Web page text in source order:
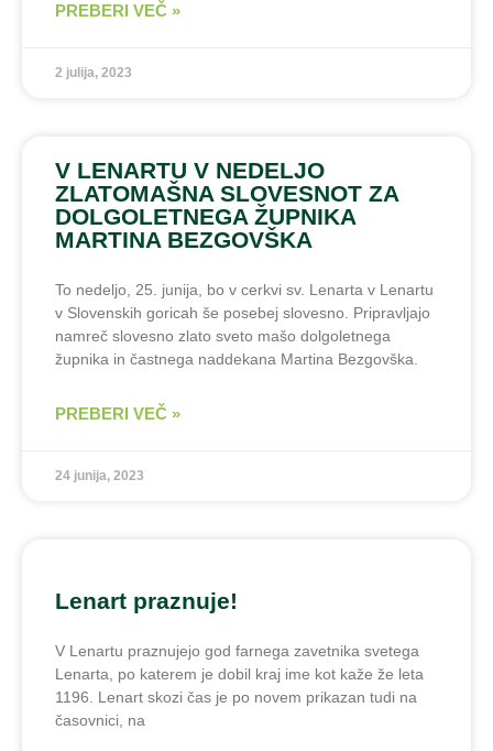
PREBERI VEČ »
2 julija, 2023
V LENARTU V NEDELJO
ZLATOMAŠNA SLOVESNOT ZA
DOLGOLETNEGA ŽUPNIKA
MARTINA BEZGOVŠKA
To nedeljo, 25. junija, bo v cerkvi sv. Lenarta v Lenartu
v Slovenskih goricah še posebej slovesno. Pripravljajo
namreč slovesno zlato sveto mašo dolgoletnega
župnika in častnega naddekana Martina Bezgovška.
PREBERI VEČ »
24 junija, 2023
Lenart praznuje!
V Lenartu praznujejo god farnega zavetnika svetega
Lenarta, po katerem je dobil kraj ime kot kaže že leta
1196. Lenart skozi čas je po novem prikazan tudi na
časovnici, na